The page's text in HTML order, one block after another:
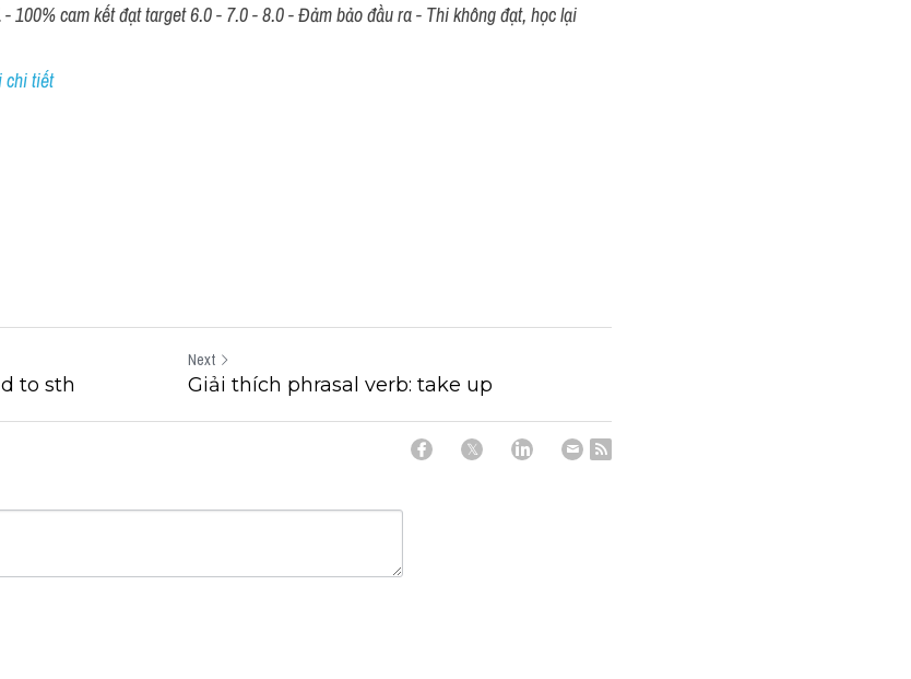
- 100% cam kết đạt target 6.0 - 7.0 - 8.0 - Đảm bảo đầu ra - Thi không đạt, học lại
chi tiết
to sth
Next
Giải thích phrasal verb: take up